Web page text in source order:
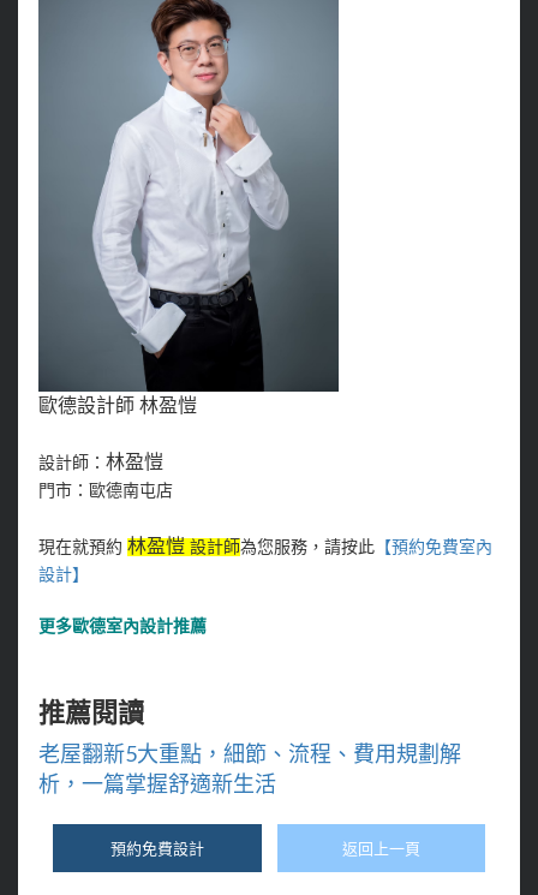
歐德設計師 林盈愷
設計師： 林盈愷
門市：歐德南屯店
現在就預約 林盈愷設計師為您服務，請按此【預約免費室內
設計】
更多歐德室內設計推薦
推薦閱讀
老屋翻新5大重點，細節、流程、費用規劃解
析，一篇掌握舒適新生活
預約免費設計 返回上一頁